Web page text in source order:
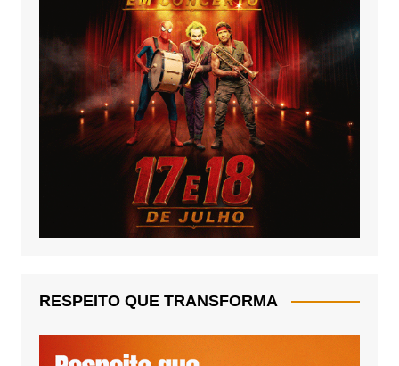
RESPEITO QUE TRANSFORMA